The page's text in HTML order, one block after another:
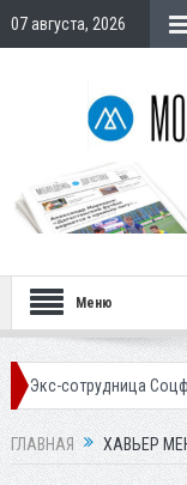
07 августа, 2026
Меню
Соцфонда
ГЛАВНАЯ ХАВЬЕР